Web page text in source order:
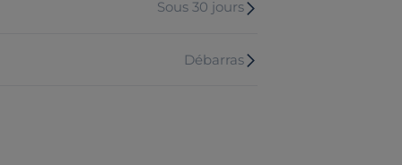
Sous 30 jours
Débarras